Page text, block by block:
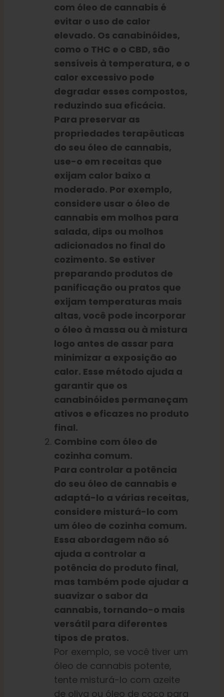
com óleo de cannabis é
evitar o uso de calor
elevado. Os canabinóides,
como o THC e o CBD, são
sensíveis à temperatura, e o
calor excessivo pode
degradar esses compostos,
reduzindo sua eficácia.
Para preservar as
propriedades terapêuticas
do seu óleo de cannabis,
use-o em receitas que
exijam calor baixo a
moderado. Por exemplo,
considere usar o óleo de
cannabis em molhos para
salada, dips ou molhos
adicionados no final do
cozimento. Se estiver
preparando produtos de
panificação ou pratos que
exijam temperaturas mais
altas, você pode incorporar
o óleo à massa ou à mistura
logo antes de assar para
minimizar a exposição ao
calor. Esse método ajuda a
garantir que os
canabinóides permaneçam
ativos e eficazes no produto
final.
Combine com óleo de
cozinha comum.
Para controlar a potência
do seu óleo de cannabis e
adaptá-lo a várias receitas,
considere misturá-lo com
um óleo de cozinha comum.
Essa abordagem não só
ajuda a controlar a
potência do produto final,
mas também pode ajudar a
suavizar o sabor da
cannabis, tornando-o mais
versátil para diferentes
tipos de pratos.
Por exemplo, se você tiver um
óleo de cannabis potente,
tente misturá-lo com azeite
de oliva ou óleo de coco para